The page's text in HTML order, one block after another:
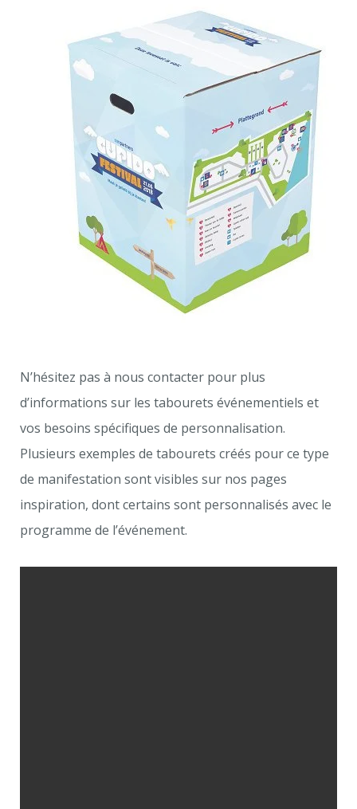
N’hésitez pas à nous contacter pour plus
d’informations sur les tabourets événementiels et
vos besoins spécifiques de personnalisation.
Plusieurs exemples de tabourets créés pour ce type
de manifestation sont visibles sur nos pages
inspiration, dont certains sont personnalisés avec le
programme de l’événement.